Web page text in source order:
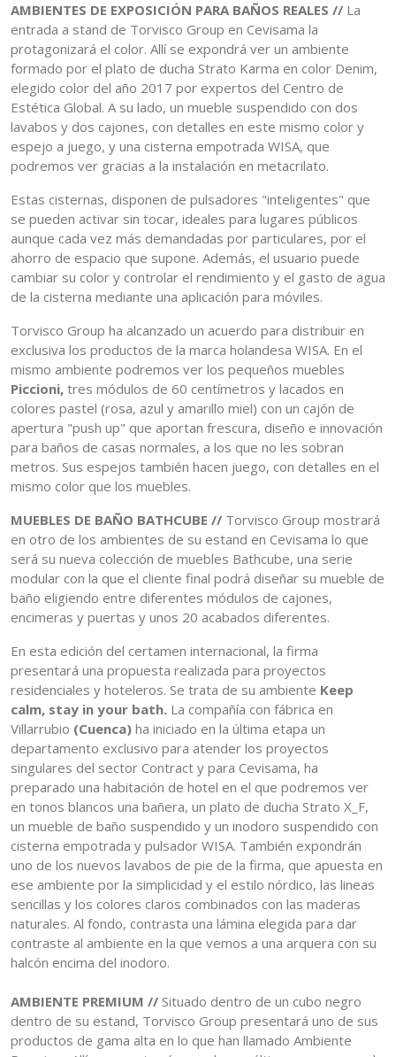
AMBIENTES DE EXPOSICIÓN PARA BAÑOS REALES // La
entrada a stand de Torvisco Group en Cevisama la
protagonizará el color. Allí se expondrá ver un ambiente
formado por el plato de ducha Strato Karma en color Denim,
elegido color del año 2017 por expertos del Centro de
Estética Global. A su lado, un mueble suspendido con dos
lavabos y dos cajones, con detalles en este mismo color y
espejo a juego, y una cisterna empotrada WISA, que
podremos ver gracias a la instalación en metacrilato.
Estas cisternas, disponen de pulsadores "inteligentes" que
se pueden activar sin tocar, ideales para lugares públicos
aunque cada vez más demandadas por particulares, por el
ahorro de espacio que supone. Además, el usuario puede
cambiar su color y controlar el rendimiento y el gasto de agua
de la cisterna mediante una aplicación para móviles.
Torvisco Group ha alcanzado un acuerdo para distribuir en
exclusiva los productos de la marca holandesa WISA. En el
mismo ambiente podremos ver los pequeños muebles
Piccioni, tres módulos de 60 centímetros y lacados en
colores pastel (rosa, azul y amarillo miel) con un cajón de
apertura "push up" que aportan frescura, diseño e innovación
para baños de casas normales, a los que no les sobran
metros. Sus espejos también hacen juego, con detalles en el
mismo color que los muebles.
MUEBLES DE BAÑO BATHCUBE // Torvisco Group mostrará
en otro de los ambientes de su estand en Cevisama lo que
será su nueva colección de muebles Bathcube, una serie
modular con la que el cliente final podrá diseñar su mueble de
baño eligiendo entre diferentes módulos de cajones,
encimeras y puertas y unos 20 acabados diferentes.
En esta edición del certamen internacional, la firma
presentará una propuesta realizada para proyectos
residenciales y hoteleros. Se trata de su ambiente Keep
calm, stay in your bath. La compañía con fábrica en
Villarrubio (Cuenca) ha iniciado en la última etapa un
departamento exclusivo para atender los proyectos
singulares del sector Contract y para Cevisama, ha
preparado una habitación de hotel en el que podremos ver
en tonos blancos una bañera, un plato de ducha Strato X_F,
un mueble de baño suspendido y un inodoro suspendido con
cisterna empotrada y pulsador WISA. También expondrán
uno de los nuevos lavabos de pie de la firma, que apuesta en
ese ambiente por la simplicidad y el estilo nórdico, las lineas
sencillas y los colores claros combinados con las maderas
naturales. Al fondo, contrasta una lámina elegida para dar
contraste al ambiente en la que vemos a una arquera con su
halcón encima del inodoro.
AMBIENTE PREMIUM // Situado dentro de un cubo negro
dentro de su estand, Torvisco Group presentará uno de sus
productos de gama alta en lo que han llamado Ambiente